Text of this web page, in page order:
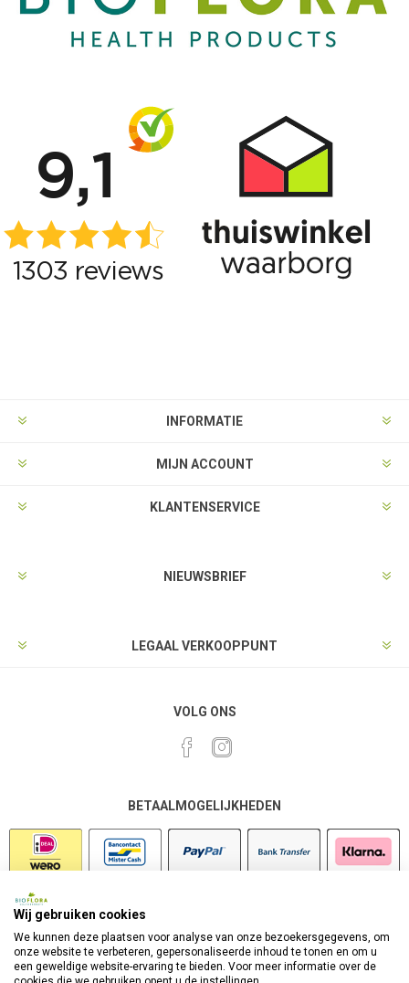
INFORMATIE
MIJN ACCOUNT
KLANTENSERVICE
NIEUWSBRIEF
LEGAAL VERKOOPPUNT
VOLG ONS
BETAALMOGELIJKHEDEN
Wij gebruiken cookies
We kunnen deze plaatsen voor analyse van onze bezoekersgegevens, om
onze website te verbeteren, gepersonaliseerde inhoud te tonen en om u
een geweldige website-ervaring te bieden. Voor meer informatie over de